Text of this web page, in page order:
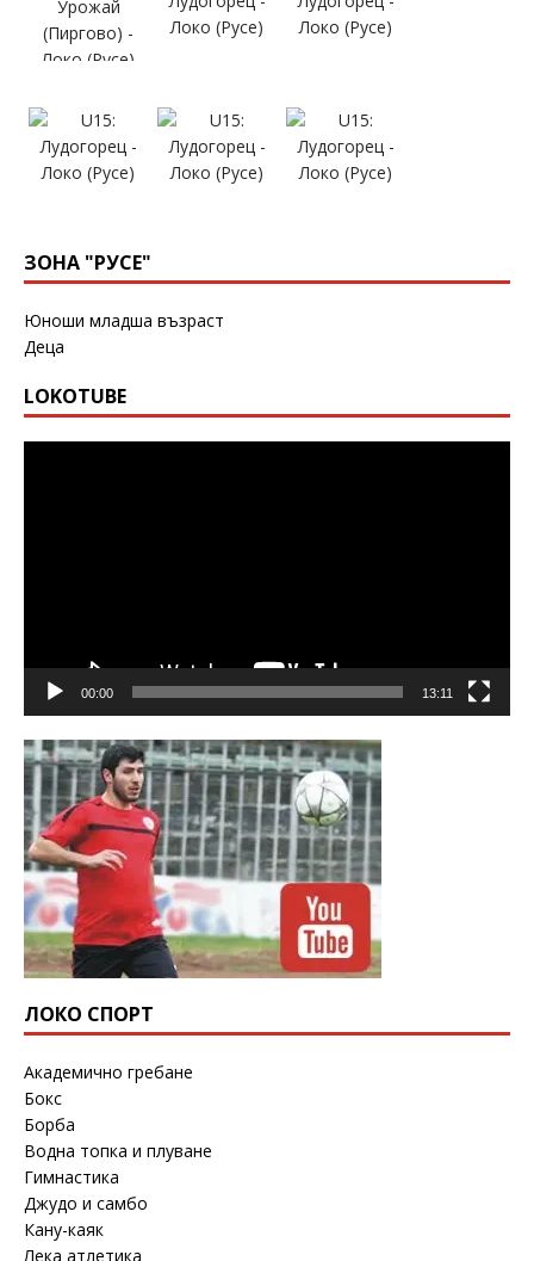
ЗОНА "РУСЕ"
Юноши младша възраст
Деца
LOKOTUBE
00:00 13:11
ЛОКО СПОРТ
Академично гребане
Бокс
Борба
Водна топка и плуване
Гимнастика
Джудо и самбо
Кану-каяк
Лека атлетика